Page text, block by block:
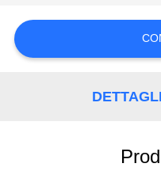
SITO